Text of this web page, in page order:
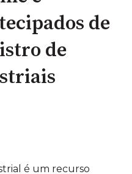
de
de
é um recurso